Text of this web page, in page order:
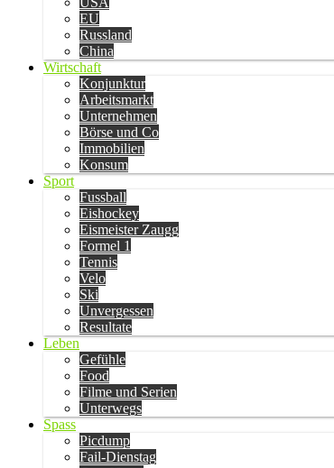
EU
Russland
China
Wirtschaft
Konjunktur
Arbeitsmarkt
Unternehmen
Börse und Co
Immobilien
Konsum
Sport
Fussball
Eishockey
Eismeister Zaugg
Formel 1
Tennis
Velo
Ski
Unvergessen
Resultate
Leben
Gefühle
Food
Filme und Serien
Unterwegs
Spass
Picdump
Fail-Dienstag